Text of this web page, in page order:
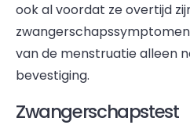
ook al voordat ze overtijd
van de menstruatie alleen
bevestiging.
Zwangerschapstest